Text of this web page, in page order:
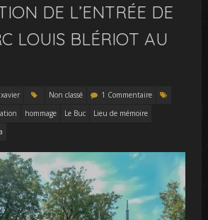
DE L’ENTRÉE DE
LOUIS BLÉRIOT AU
xavier Non classé
1 Commentaire
hommage Le Buc
Lieu de mémoire